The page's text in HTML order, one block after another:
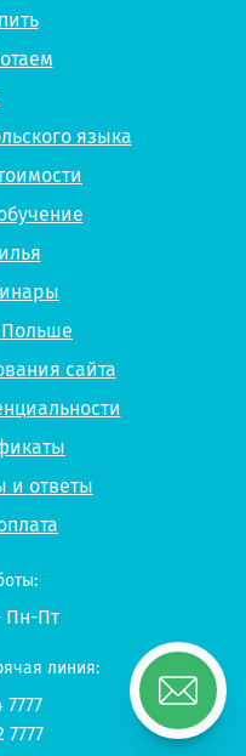
языка
сайта
и ответы
Пн-Пт
линия:
7777
7777